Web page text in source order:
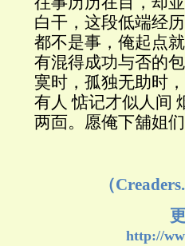
白干，这段低端经
都不是事，俺起点
有混得成功与否的
寞时，孤独无助时
有人 惦记才似人间
两靣。愿俺下舖姐
（
http://